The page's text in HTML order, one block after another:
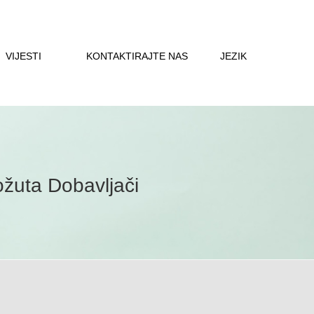
JEZIK
VIJESTI KONTAKTIRAJTE NAS
Dobavljači